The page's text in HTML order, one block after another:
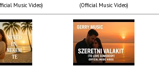
Music Video)
(Official Music Video)